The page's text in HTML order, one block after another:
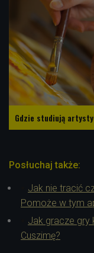
Gdzie studiują
Posłuchaj także:
Jak nie tracić
Pomoże w tym
Jak gracze gry
Cuszimę?